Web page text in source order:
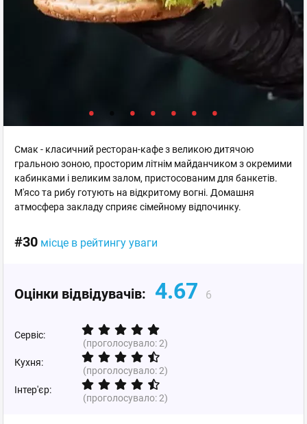
Смак - класичний ресторан-кафе з великою дитячою
гральною зоною, просторим літнім майданчиком з окремими
кабинками і великим залом, пристосованим для банкетів.
М'ясо та рибу готують на відкритому вогні. Домашня
атмосфера закладу сприяє сімейному відпочинку.
#30 місце в рейтингу уваги
Оцінки відвідувачів: 4.67 6
Сервіс:
(проголосувало:2)
Кухня:
(проголосувало:2)
Інтер'єр:
(проголосувало:2)